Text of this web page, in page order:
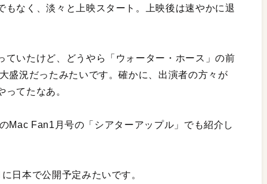
なく、淡々と上映スタート。上映後は速やかに退
ていたけど、どうやら「ウォーター・ホース」の前
大盛況だったみたいです。確かに、出演者の方々が
てたなあ。
Mac Fan1月号の「シアターアップル」でも紹介し
日本で公開予定みたいです。